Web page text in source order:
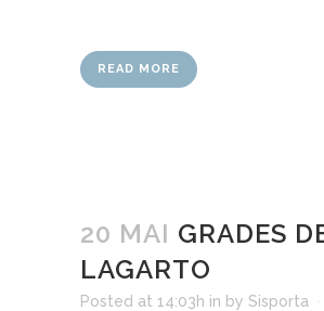
READ MORE
20 MAI GRADES
LAGARTO
Posted at 14:03h in by Sisporta